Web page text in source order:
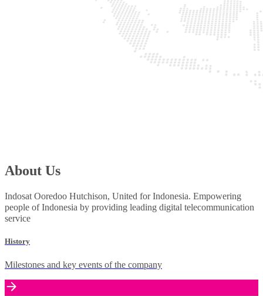
About Us
Indosat Ooredoo Hutchison, United for Indonesia. Empowering
people of Indonesia by providing leading digital telecommunication
service
History
Milestones and key events of the company